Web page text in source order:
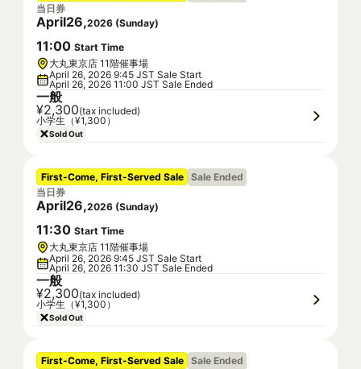
当日券
April26,2026 (Sunday)
11:00 Start Time
大丸東京店 11階催事場
April 26, 2026 9:45 JST Sale Start
April 26, 2026 11:00 JST Sale Ended
一般
¥2,300(tax included)
小学生（¥1,300）
Sold Out
First-Come, First-Served Sale Sale Ended
当日券
April26,2026 (Sunday)
11:30 Start Time
大丸東京店 11階催事場
April 26, 2026 9:45 JST Sale Start
April 26, 2026 11:30 JST Sale Ended
一般
¥2,300(tax included)
小学生（¥1,300）
Sold Out
First-Come, First-Served Sale Sale Ended